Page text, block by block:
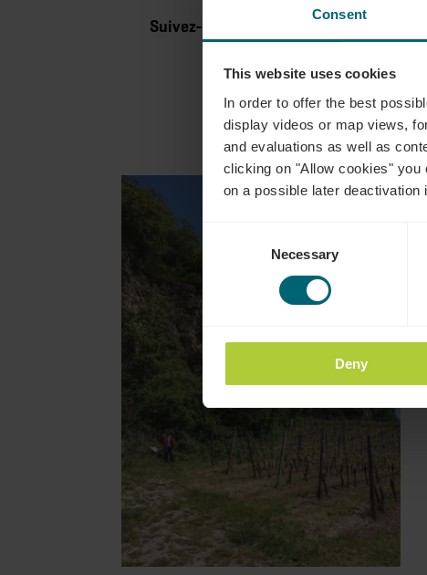
Consent
This website uses cookies
In order to offer the best
display videos or map views,
and evaluations as well as
clicking on "Allow cookies" you
on a possible later deactivation
Necessary
Deny
Suivez-nous sur
facebook